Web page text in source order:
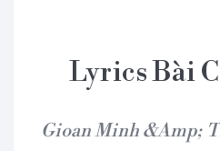
Lyrics Bài
Gioan Minh &Amp;